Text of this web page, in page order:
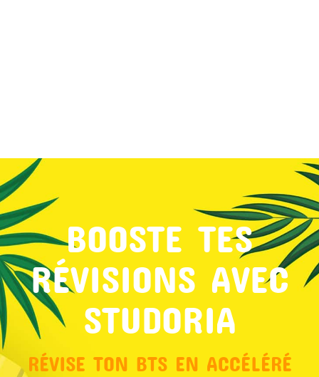
BOOSTE TES
RÉVISIONS AVEC
STUDORIA
RÉVISE TON BTS EN ACCÉLÉRÉ